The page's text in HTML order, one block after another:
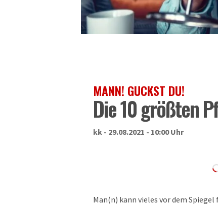
MANN! GUCKST DU!
Die 10 größten
kk - 29.08.2021 - 10:00 Uhr
Man(n) kann vieles vor dem